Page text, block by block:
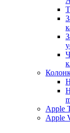
Apple
Apple